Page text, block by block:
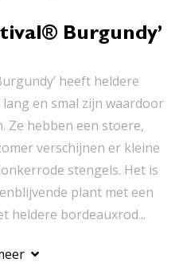
Burgundy’
heeft heldere
en smal zijn waardoor
Ze hebben een stoere,
verschijnen er kleine
stengels. Het is
plant met een
heldere bordeauxrod...